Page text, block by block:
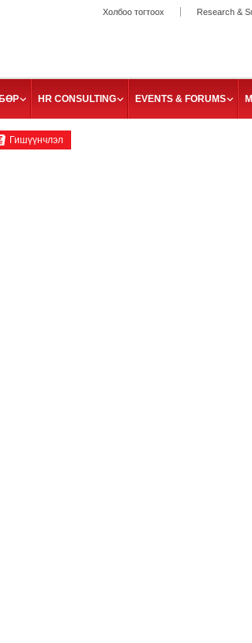
Холбоо тогтоох Research &
HR CONSULTING EVENTS & FORUMS
Гишүүнчлэл